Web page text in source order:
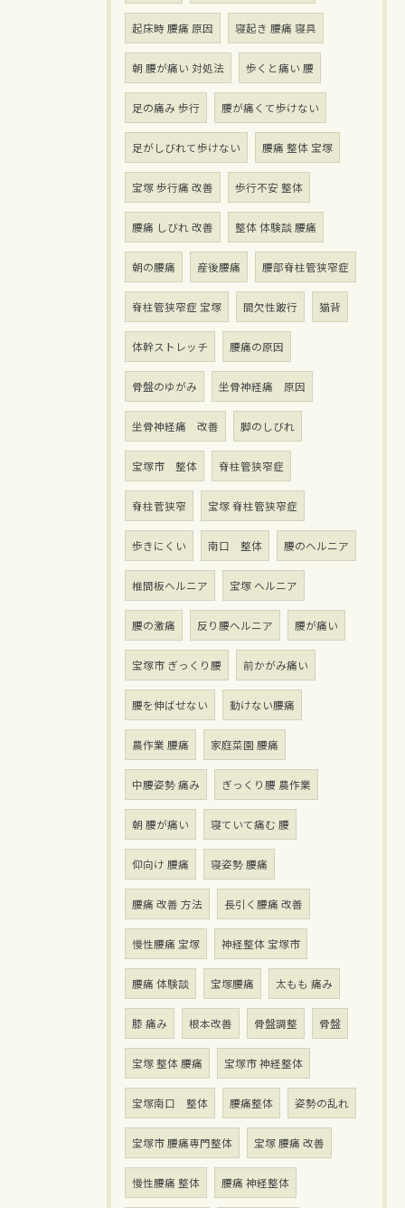
起床時 腰痛 原因 寝起き 腰痛 寝具
朝 腰が痛い 対処法 歩くと痛い 腰
足の痛み 歩行 腰が痛くて歩けない
足がしびれて歩けない 腰痛 整体 宝塚
宝塚 歩行痛 改善 歩行不安 整体
腰痛 しびれ 改善 整体 体験談 腰痛
朝の腰痛 産後腰痛 腰部脊柱管狭窄症
脊柱管狭窄症 宝塚 間欠性跛行 猫背
体幹ストレッチ 腰痛の原因
骨盤のゆがみ 坐骨神経痛 原因
坐骨神経痛 改善 脚のしびれ
宝塚市 整体 脊柱管狭窄症
脊柱菅狭窄 宝塚 脊柱管狭窄症
歩きにくい 南口 整体 腰のヘルニア
椎間板ヘルニア 宝塚 ヘルニア
腰の激痛 反り腰ヘルニア 腰が痛い
宝塚市 ぎっくり腰 前かがみ痛い
腰を伸ばせない 動けない腰痛
農作業 腰痛 家庭菜園 腰痛
中腰姿勢 痛み ぎっくり腰 農作業
朝 腰が痛い 寝ていて痛む 腰
仰向け 腰痛 寝姿勢 腰痛
腰痛 改善 方法 長引く腰痛 改善
慢性腰痛 宝塚 神経整体 宝塚市
腰痛 体験談 宝塚腰痛 太もも 痛み
膝 痛み 根本改善 骨盤調整 骨盤
宝塚 整体 腰痛 宝塚市 神経整体
宝塚南口 整体 腰痛整体 姿勢の乱れ
宝塚市 腰痛専門整体 宝塚 腰痛 改善
慢性腰痛 整体 腰痛 神経整体